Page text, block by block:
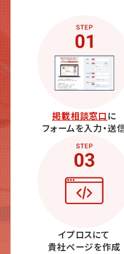
掲載相談窓口に
フォームを入力・送
イプロスにて
貴社ページを作成